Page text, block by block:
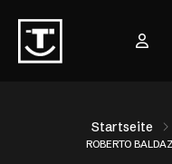
Startseite
ROBERTO